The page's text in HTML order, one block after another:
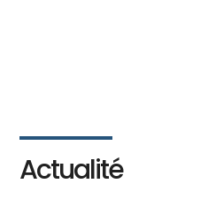
Actualité